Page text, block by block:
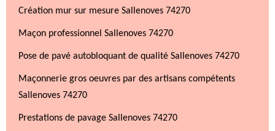
Création mur sur mesure Sallenoves 74270
Maçon professionnel Sallenoves 74270
Pose de pavé autobloquant de qualité Sallenoves 74270
Maçonnerie gros oeuvres par des artisans compétents
Sallenoves 74270
Prestations de pavage Sallenoves 74270